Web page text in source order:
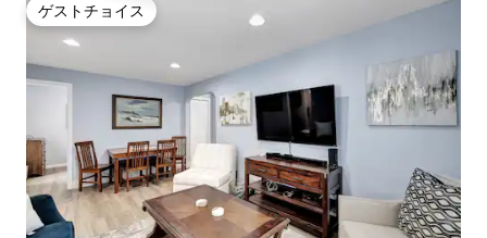
ゲストチョイス
ゲストチョイス